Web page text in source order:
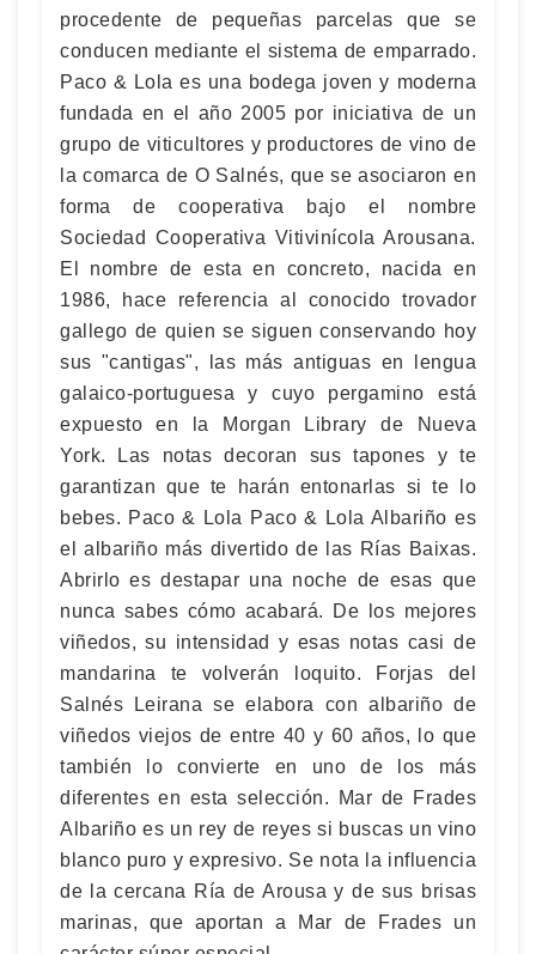
procedente de pequeñas parcelas que se
conducen mediante el sistema de emparrado.
Paco & Lola es una bodega joven y moderna
fundada en el año 2005 por iniciativa de un
grupo de viticultores y productores de vino de
la comarca de O Salnés, que se asociaron en
forma de cooperativa bajo el nombre
Sociedad Cooperativa Vitivinícola Arousana.
El nombre de esta en concreto, nacida en
1986, hace referencia al conocido trovador
gallego de quien se siguen conservando hoy
sus "cantigas", las más antiguas en lengua
galaico-portuguesa y cuyo pergamino está
expuesto en la Morgan Library de Nueva
York. Las notas decoran sus tapones y te
garantizan que te harán entonarlas si te lo
bebes. Paco & Lola Paco & Lola Albariño es
el albariño más divertido de las Rías Baixas.
Abrirlo es destapar una noche de esas que
nunca sabes cómo acabará. De los mejores
viñedos, su intensidad y esas notas casi de
mandarina te volverán loquito. Forjas del
Salnés Leirana se elabora con albariño de
viñedos viejos de entre 40 y 60 años, lo que
también lo convierte en uno de los más
diferentes en esta selección. Mar de Frades
Albariño es un rey de reyes si buscas un vino
blanco puro y expresivo. Se nota la influencia
de la cercana Ría de Arousa y de sus brisas
marinas, que aportan a Mar de Frades un